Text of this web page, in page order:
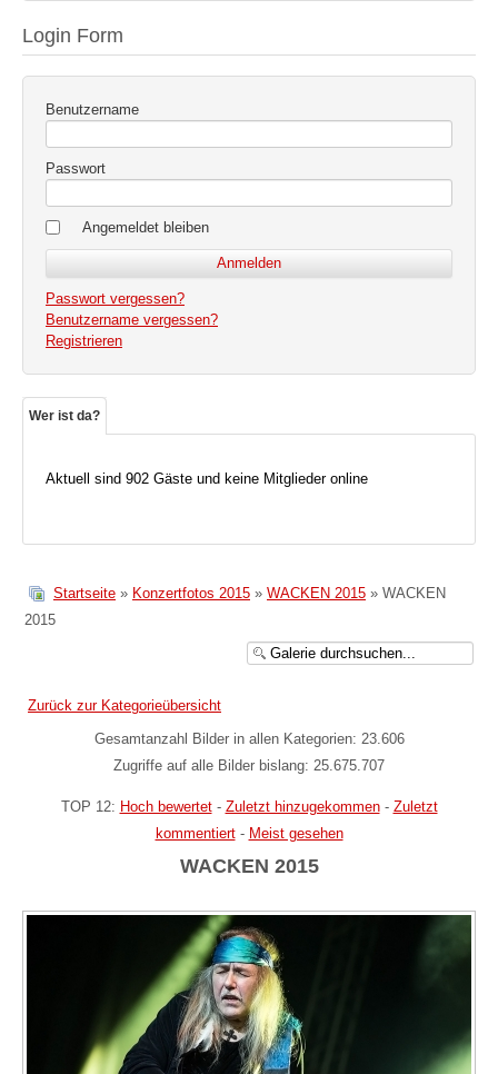
Login Form
Benutzername
Passwort
Angemeldet bleiben
Passwort vergessen?
Benutzername vergessen?
Registrieren
Wer ist da?
Aktuell sind 902 Gäste und keine Mitglieder online
Startseite » Konzertfotos 2015 » WACKEN 2015 » WACKEN
2015
Zurück zur Kategorieübersicht
Gesamtanzahl Bilder in allen Kategorien: 23.606
Zugriffe auf alle Bilder bislang: 25.675.707
TOP 12: Hoch bewertet- Zuletzt hinzugekommen- Zuletzt
kommentiert- Meist gesehen
WACKEN 2015